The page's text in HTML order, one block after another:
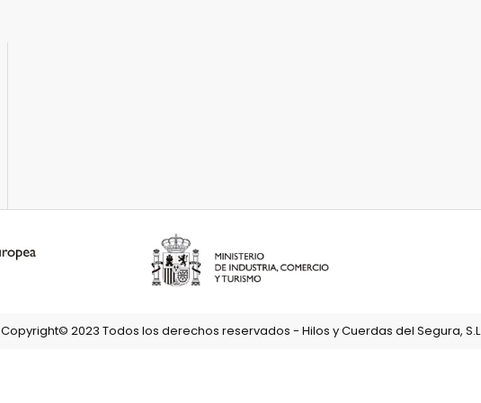
Copyright© 2023 Todos los derechos reservados - Hilos y Cuerdas del Segura, S.L